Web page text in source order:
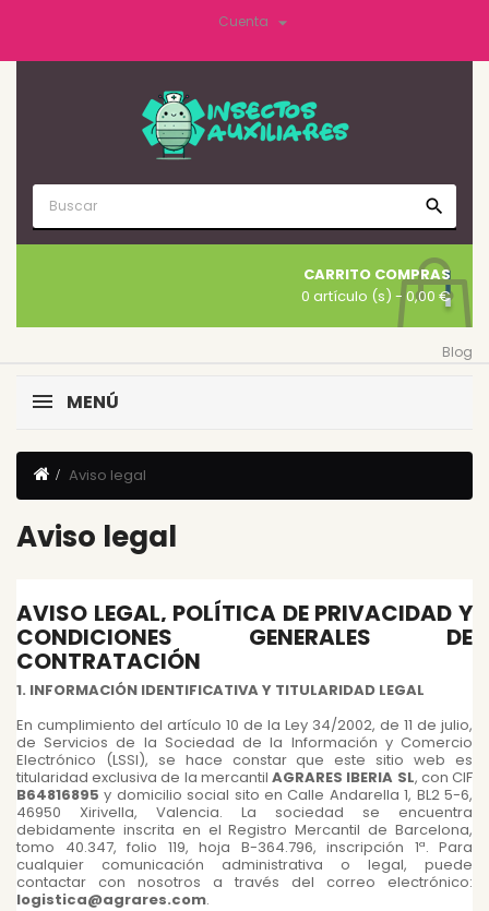
Cuenta 
search
CARRITO COMPRAS
0 artículo (s) - 0,00 €
Blog
MENÚ
Aviso legal
Aviso legal
AVISO LEGAL, POLÍTICA DE PRIVACIDAD Y
CONDICIONES GENERALES DE
CONTRATACIÓN
1. INFORMACIÓN IDENTIFICATIVA Y TITULARIDAD LEGAL
En cumplimiento del artículo 10 de la Ley 34/2002, de 11 de julio,
de Servicios de la Sociedad de la Información y Comercio
Electrónico (LSSI), se hace constar que este sitio web es
titularidad exclusiva de la mercantilAGRARES IBERIA SL, con CIF
B64816895 y domicilio social sito en Calle Andarella 1, BL2 5-6,
46950 Xirivella, Valencia. La sociedad se encuentra
debidamente inscrita en el Registro Mercantil de Barcelona,
tomo 40.347, folio 119, hoja B-364.796, inscripción 1ª. Para
cualquier comunicación administrativa o legal, puede
contactar con nosotros a través del correo electrónico:
logistica@agrares.com.